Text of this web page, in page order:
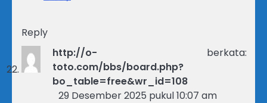
Reply
http://o-
toto.com/bbs/board.php?
bo_table=free&wr_id=108
berkata:
29 Desember 2025 pukul 10:07 am